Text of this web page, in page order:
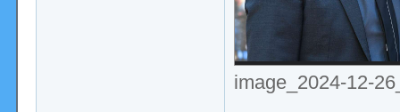
image_2024-12-